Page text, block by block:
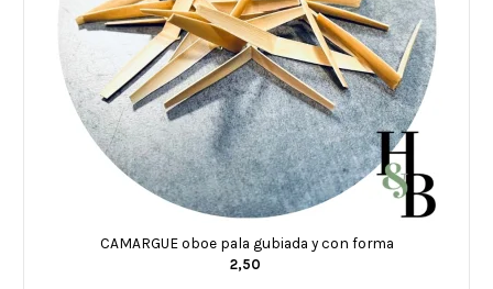
CAMARGUE oboe pala gubiada y con forma
2,50